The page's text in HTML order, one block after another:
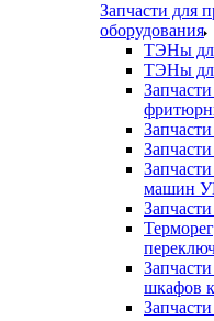
Запчасти для
оборудования
ТЭНы
ТЭНы
машин
шкафов